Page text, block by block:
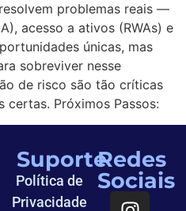
problemas reais —
acesso a ativos (RWAs) e
únicas, mas
sobreviver nesse
de risco são tão críticas
certas. Próximos Passos:
Suporte
Política de
Privacidade
Redes
Sociais